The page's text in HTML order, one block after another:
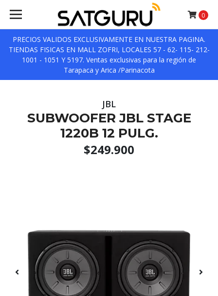
PRECIOS VALIDOS EXCLUSIVAMENTE EN NUESTRA PAGINA.
TIENDAS FISICAS EN MALL ZOFRI, LOCALES 57 - 62- 115- 212-
1001 - 1051 Y 5197. Ventas exclusivas para la región de
Tarapaca y Arica /Parinacota
0
JBL
SUBWOOFER JBL STAGE
1220B 12 PULG.
$249.900